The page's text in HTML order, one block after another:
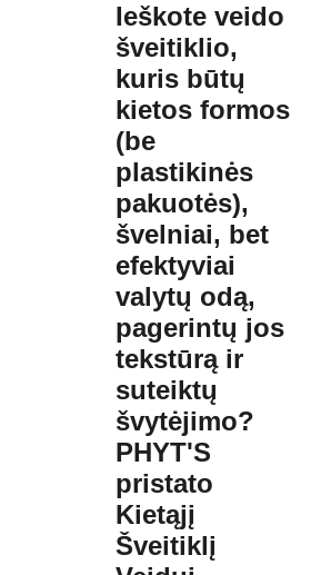
Ieškote veido
šveitiklio,
kuris būtų
kietos formos
(be
plastikinės
pakuotės),
švelniai, bet
efektyviai
valytų odą,
pagerintų jos
tekstūrą ir
suteiktų
švytėjimo?
PHYT'S
pristato
Kietąjį
Šveitiklį